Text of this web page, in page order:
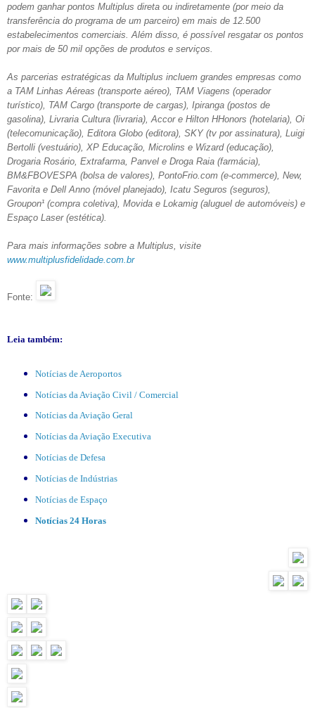
podem ganhar pontos Multiplus direta ou indiretamente (por meio da
transferência do programa de um parceiro) em mais de 12.500
estabelecimentos comerciais. Além disso, é possível resgatar os pontos
por mais de 50 mil opções de produtos e serviços.
As parcerias estratégicas da Multiplus incluem grandes empresas como
a TAM Linhas Aéreas (transporte aéreo), TAM Viagens (operador
turístico), TAM Cargo (transporte de cargas), Ipiranga (postos de
gasolina), Livraria Cultura (livraria), Accor e Hilton HHonors (hotelaria), Oi
(telecomunicação), Editora Globo (editora), SKY (tv por assinatura), Luigi
Bertolli (vestuário), XP Educação, Microlins e Wizard (educação),
Drogaria Rosário, Extrafarma, Panvel e Droga Raia (farmácia),
BM&FBOVESPA (bolsa de valores), PontoFrio.com (e-commerce), New,
Favorita e Dell Anno (móvel planejado), Icatu Seguros (seguros),
Groupon¹ (compra coletiva), Movida e Lokamig (aluguel de automóveis) e
Espaço Laser (estética).
Para mais informações sobre a Multiplus, visite
www.multiplusfidelidade.com.br
Fonte:
Leia também:
Notícias de Aeroportos
Notícias da Aviação Civil / Comercial
Notícias da Aviação Geral
Notícias da Aviação Executiva
Notícias de Defesa
Notícias de Indústrias
Notícias de Espaço
Notícias 24 Horas